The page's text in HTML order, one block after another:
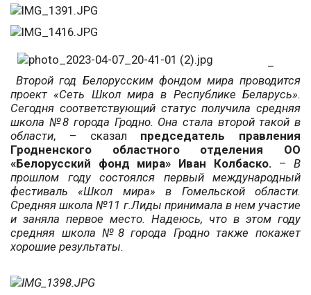
–
Второй год Белорусским фондом мира проводится
проект «Сеть Школ мира в Республике Беларусь».
Сегодня соответствующий статус получила средняя
школа №8 города Гродно. Она стала второй такой в
области, – сказал председатель правления
Гродненского областного отделения ОО
«Белорусский фонд мира» Иван Колбаско. –В
прошлом году состоялся первый международный
фестиваль «Школ мира» в Гомельской области.
Средняя школа №11 г.Лиды принимала в нем участие
и заняла первое место. Надеюсь, что в этом году
средняя школа №8 города Гродно также покажет
хорошие результаты.